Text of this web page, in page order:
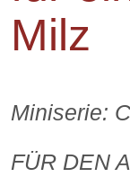
Milz
Miniserie:
FÜR DEN